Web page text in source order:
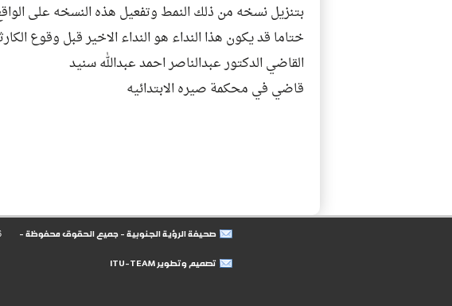
بتنزيل نسخه من ذلك النمط وتفعيل هذه النسخه على
ختاما قد يكون هذا النداء هو النداء الاخير قبل وقوع
القاضي الدكتور عبدالناصر احمد عبدالله سنيد
قاضي في محكمة صيره الابتدائيه
صحيفة الرؤية الجنوبية - جميع الحقوق محفوظة -
تصميم وتطوير ITU-TEAM